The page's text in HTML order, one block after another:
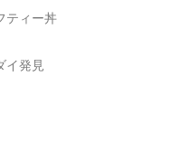
ティー丼
イ発見